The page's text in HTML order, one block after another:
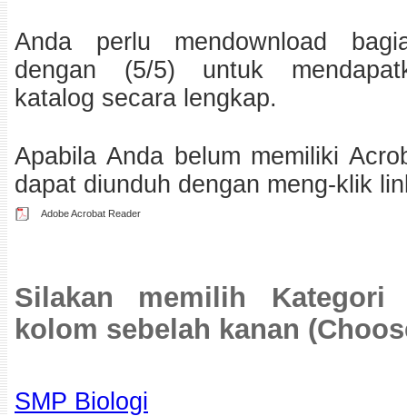
Anda perlu mendownload
dengan (5/5) untuk
katalog secara lengkap.
Apabila Anda belum memiliki
dapat diunduh dengan meng-klik
Adobe Acrobat Reader
Silakan memilih Kategori
kolom sebelah kanan
SMP Biologi